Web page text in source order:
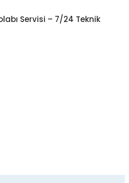
Servisi – 7/24 Teknik